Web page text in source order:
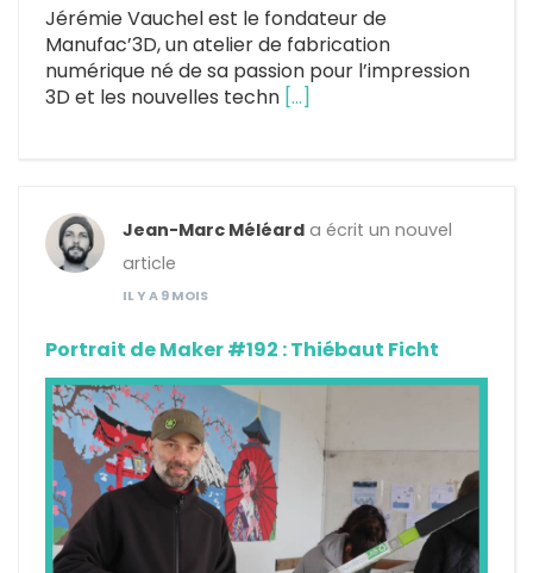
Jérémie Vauchel est le fondateur de
Manufac’3D, un atelier de fabrication
numérique né de sa passion pour l’impression
3D et les nouvelles techn […]
Jean-Marc Méléard a écrit un nouvel
article
IL Y A 9 MOIS
Portrait de Maker #192 : Thiébaut Ficht